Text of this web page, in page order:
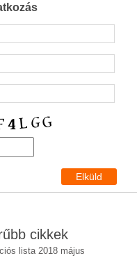
cikkek
lista 2018 május